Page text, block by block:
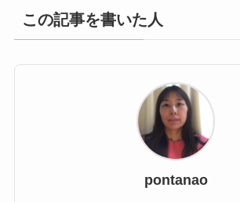
この記事を書いた人
pontanao